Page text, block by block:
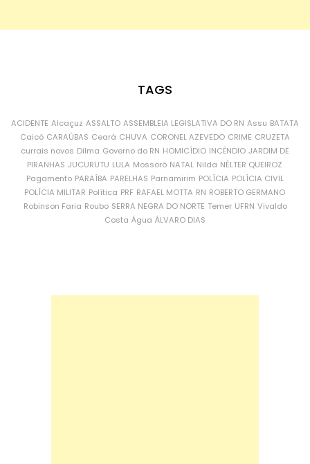
TAGS
ACIDENTE Alcaçuz ASSALTO ASSEMBLEIA LEGISLATIVA DO RN Assu BATATA
Caicó CARAÚBAS Ceará CHUVA CORONEL AZEVEDO CRIME CRUZETA
currais novos Dilma Governo do RN HOMICÍDIO INCÊNDIO JARDIM DE
PIRANHAS JUCURUTU LULA Mossoró NATAL Nilda NÉLTER QUEIROZ
Pagamento PARAÍBA PARELHAS Parnamirim POLÍCIA POLÍCIA CIVIL
POLÍCIA MILITAR Política PRF RAFAEL MOTTA RN ROBERTO GERMANO
Robinson Faria Roubo SERRA NEGRA DO NORTE Temer UFRN Vivaldo
Costa Água ÁLVARO DIAS